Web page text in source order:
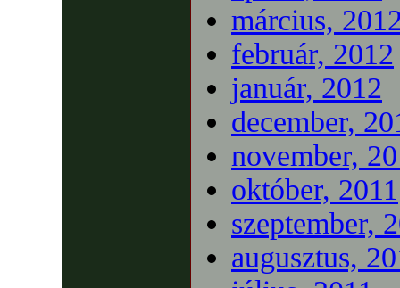
március,
február, 2012
január, 2012
december,
november,
október, 2011
szeptember,
augusztus,